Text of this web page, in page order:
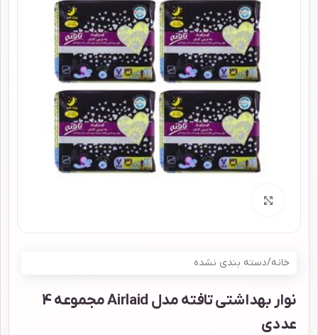
خانه/دسته بندی نشده
نوار بهداشتی تافته مدل Airlaid مجموعه 4
عددی